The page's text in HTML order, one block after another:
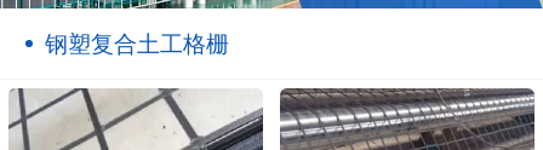
钢塑复合土工格栅